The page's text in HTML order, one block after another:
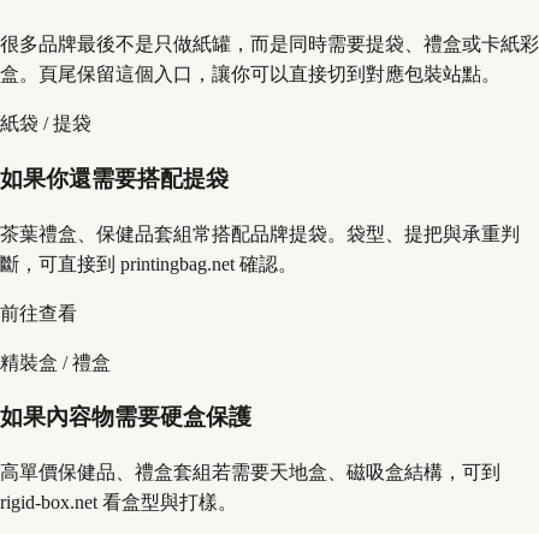
很多品牌最後不是只做紙罐，而是同時需要提袋、禮盒或卡紙彩
盒。頁尾保留這個入口，讓你可以直接切到對應包裝站點。
紙袋 / 提袋
如果你還需要搭配提袋
茶葉禮盒、保健品套組常搭配品牌提袋。袋型、提把與承重判
斷，可直接到 printingbag.net 確認。
前往查看
精裝盒 / 禮盒
如果內容物需要硬盒保護
高單價保健品、禮盒套組若需要天地盒、磁吸盒結構，可到
rigid-box.net 看盒型與打樣。